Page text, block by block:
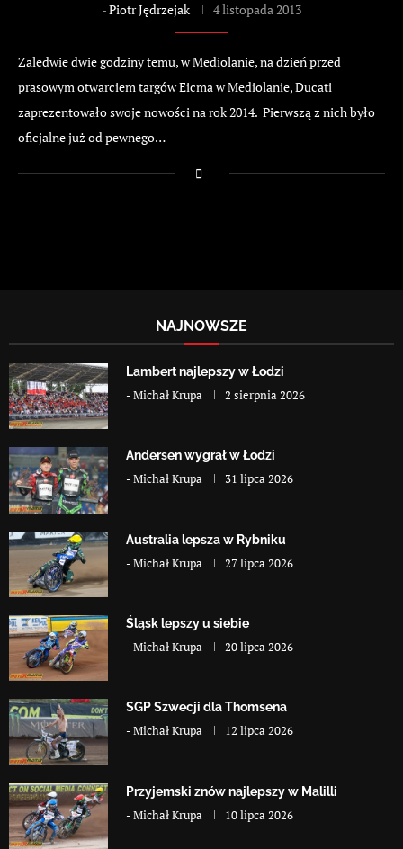
-Piotr Jędrzejak 4 listopada 2013
Zaledwie dwie godziny temu, w Mediolanie, na dzień przed
prasowym otwarciem targów Eicma w Mediolanie, Ducati
zaprezentowało swoje nowości na rok 2014. Pierwszą z nich było
oficjalne już od pewnego…
NAJNOWSZE
Lambert najlepszy w Łodzi
-Michał Krupa 2 sierpnia 2026
Andersen wygrał w Łodzi
-Michał Krupa 31 lipca 2026
Australia lepsza w Rybniku
-Michał Krupa 27 lipca 2026
Śląsk lepszy u siebie
-Michał Krupa 20 lipca 2026
SGP Szwecji dla Thomsena
-Michał Krupa 12 lipca 2026
Przyjemski znów najlepszy w Malilli
-Michał Krupa 10 lipca 2026